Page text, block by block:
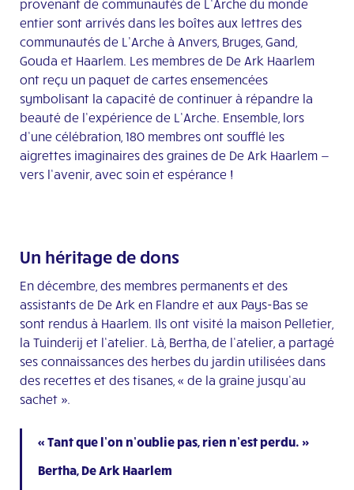
provenant de communautés de L’Arche du monde
entier sont arrivés dans les boîtes aux lettres des
communautés de L’Arche à Anvers, Bruges, Gand,
Gouda et Haarlem. Les membres de De Ark Haarlem
ont reçu un paquet de cartes ensemencées
symbolisant la capacité de continuer à répandre la
beauté de l’expérience de L’Arche. Ensemble, lors
d’une célébration, 180 membres ont soufflé les
aigrettes imaginaires des graines de De Ark Haarlem —
vers l’avenir, avec soin et espérance !
Un héritage de dons
En décembre, des membres permanents et des
assistants de De Ark en Flandre et aux Pays-Bas se
sont rendus à Haarlem. Ils ont visité la maison Pelletier,
la Tuinderij et l’atelier. Là, Bertha, de l’atelier, a partagé
ses connaissances des herbes du jardin utilisées dans
des recettes et des tisanes, « de la graine jusqu’au
sachet ».
« Tant que l’on n’oublie pas, rien n’est perdu. »
Bertha, De Ark Haarlem